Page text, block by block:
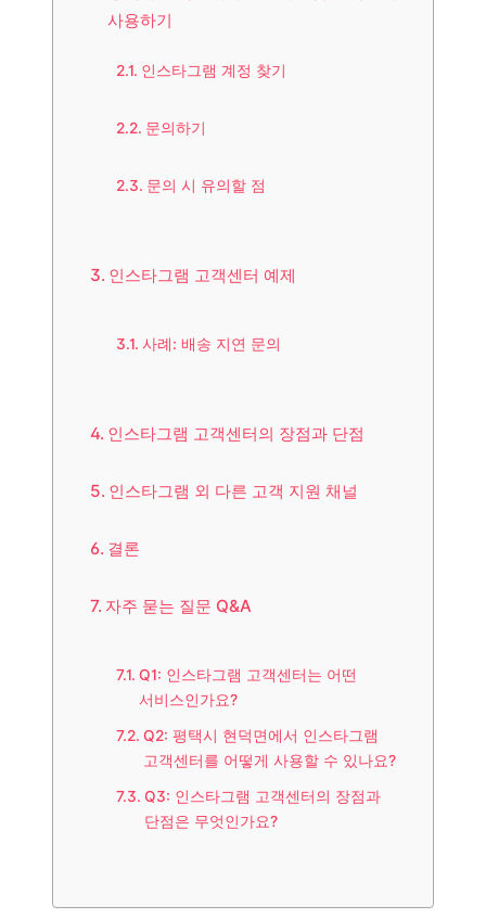
사용하기
인스타그램 계정 찾기
문의하기
문의 시 유의할 점
인스타그램 고객센터 예제
사례: 배송 지연 문의
인스타그램 고객센터의 장점과 단점
인스타그램 외 다른 고객 지원 채널
결론
자주 묻는 질문 Q&A
Q1: 인스타그램 고객센터는 어떤
서비스인가요?
Q2: 평택시 현덕면에서 인스타그램
고객센터를 어떻게 사용할 수 있나요?
Q3: 인스타그램 고객센터의 장점과
단점은 무엇인가요?